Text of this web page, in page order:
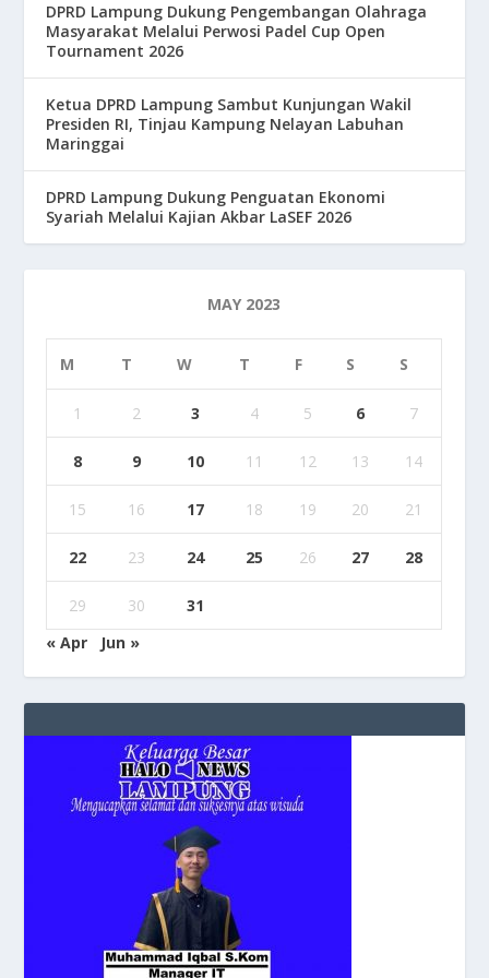
DPRD Lampung Dukung Pengembangan Olahraga
Masyarakat Melalui Perwosi Padel Cup Open
Tournament 2026
Ketua DPRD Lampung Sambut Kunjungan Wakil
Presiden RI, Tinjau Kampung Nelayan Labuhan
Maringgai
DPRD Lampung Dukung Penguatan Ekonomi
Syariah Melalui Kajian Akbar LaSEF 2026
MAY 2023
M T W T F S S
1 2 3 4 5 6 7
8 9 10 11 12 13 14
15 16 17 18 19 20 21
22 23 24 25 26 27 28
29 30
31
« Apr
Jun »